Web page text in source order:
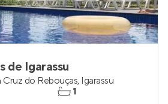
de Igarassu
Cruz do Rebouças, Igarassu
1